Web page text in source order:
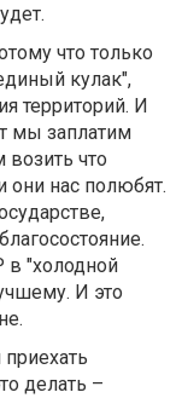
что только
кулак",
территорий. И
мы заплатим
что
они нас полюбят.
в "холодной
И это
делать –